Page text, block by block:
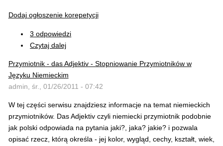
Dodaj ogłoszenie korepetycji
3 odpowiedzi
Czytaj dalej
Przymiotnik - das Adjektiv - Stopniowanie Przymiotników w
Języku Niemieckim
admin, śr., 01/26/2011 - 07:42
W tej części serwisu znajdziesz informacje na temat niemieckich
przymiotników. Das Adjektiv czyli niemiecki przymiotnik podobnie
jak polski odpowiada na pytania jaki?, jaka? jakie? i pozwala
opisać rzecz, którą określa - jej kolor, wygląd, cechy, kształt, wiek,